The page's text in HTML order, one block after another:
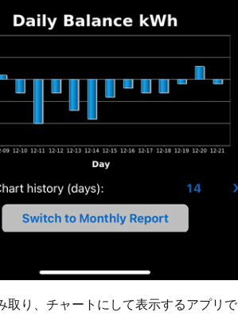
り、チャートにして表示するアプリで